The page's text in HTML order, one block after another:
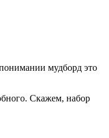
мудборд это
Скажем, набор